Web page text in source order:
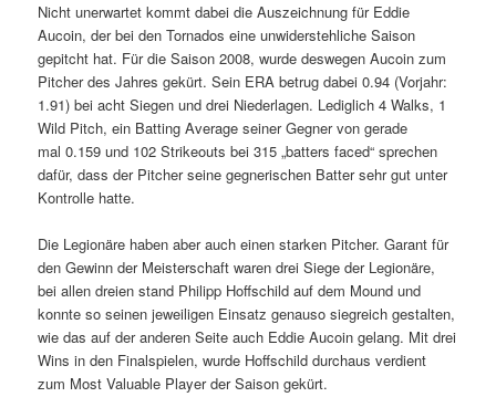
Nicht unerwartet kommt dabei die Auszeichnung für Eddie
Aucoin, der bei den Tornados eine unwiderstehliche Saison
gepitcht hat. Für die Saison 2008, wurde deswegen Aucoin zum
Pitcher des Jahres gekürt. Sein ERA betrug dabei 0.94 (Vorjahr:
1.91) bei acht Siegen und drei Niederlagen. Lediglich 4 Walks, 1
Wild Pitch, ein Batting Average seiner Gegner von gerade
mal 0.159 und 102 Strikeouts bei 315 „batters faced“ sprechen
dafür, dass der Pitcher seine gegnerischen Batter sehr gut unter
Kontrolle hatte.
Die Legionäre haben aber auch einen starken Pitcher. Garant für
den Gewinn der Meisterschaft waren drei Siege der Legionäre,
bei allen dreien stand Philipp Hoffschild auf dem Mound und
konnte so seinen jeweiligen Einsatz genauso siegreich gestalten,
wie das auf der anderen Seite auch Eddie Aucoin gelang. Mit drei
Wins in den Finalspielen, wurde Hoffschild durchaus verdient
zum Most Valuable Player der Saison gekürt.